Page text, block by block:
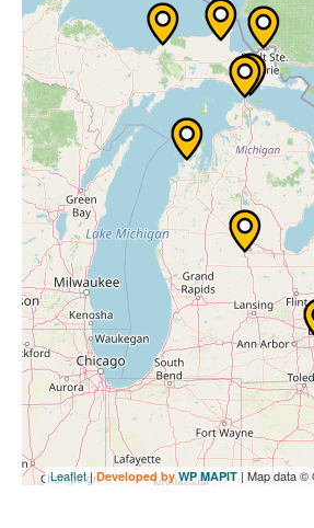
Leaflet|Developed byWP MAPIT | Map data ©